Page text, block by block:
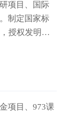
项目、国际
制定国家标
授权发明专
项目、973课